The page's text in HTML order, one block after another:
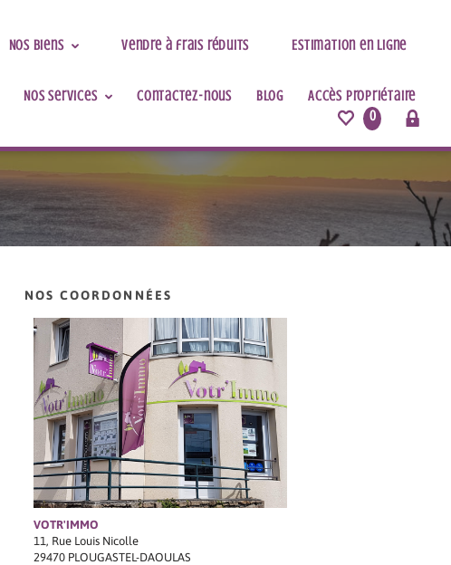
Nos biens Vendre à frais réduits Estimation en ligne
Nos services Contactez-nous Blog
Accès Propriétaire
0
NOS COORDONNÉES
VOTR'IMMO
11, Rue Louis Nicolle
29470 PLOUGASTEL-DAOULAS